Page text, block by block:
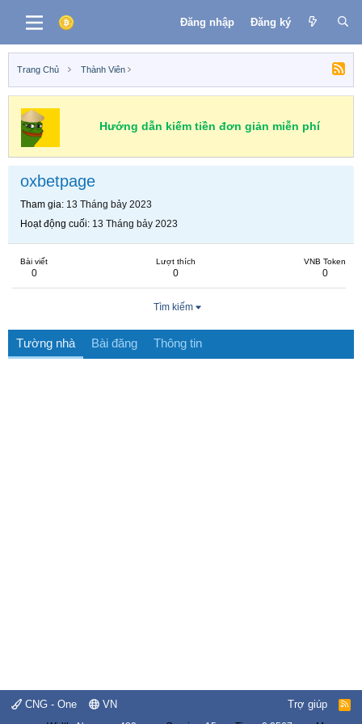
Đăng nhập Đăng ký
Trang Chủ Thành Viên
Hướng dẫn kiếm tiền đơn giản miễn phí
oxbetpage
Tham gia 13 Tháng bảy 2023
Hoạt động cuối 13 Tháng bảy 2023
Bài viết
0
Lượt thích
0
VNB Token
0
Tìm kiếm
Tường nhà Bài đăng Thông tin
CNG - One VN Trợ giúp
R